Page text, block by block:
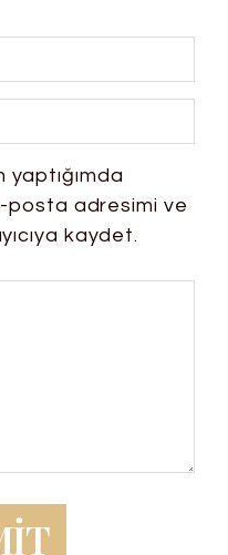
posta adresimi ve
kaydet.